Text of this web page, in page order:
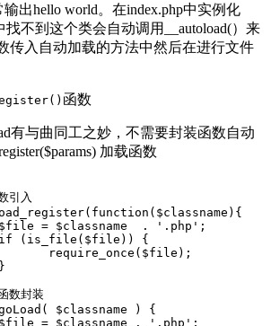
出hello world。在index.php中实例化
找不到这个类会自动调用__autoload(）来
传入自动加载的方法中然后在进行文件
函数
有与曲同工之妙，不需要封装函数自动
加载函数